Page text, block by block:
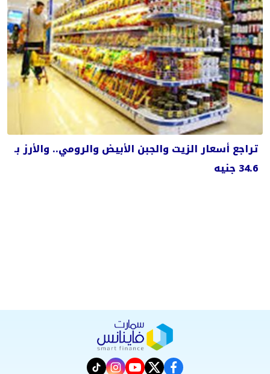
تراجع أسعار الزيت والجبن الأبيض والرومي.. والأرز بـ
34.6 جنيه